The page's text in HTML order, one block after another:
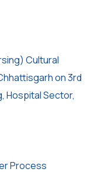
Cultural
on 3rd
Hospital Sector,
Process